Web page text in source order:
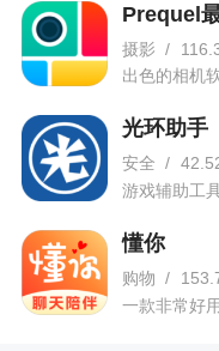
Prequel
摄影 /
出色的相机
光环助手
安全 /
游戏辅助工
懂你
购物 /
一款非常好